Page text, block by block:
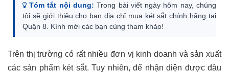
Tóm tắt nội dung: Trong bài viết ngày hôm nay, chúng
tôi sẽ giới thiệu cho bạn địa chỉ mua két sắt chính hãng tại
Quận 8. Kính mời các bạn cùng tham khảo!
Trên thị trường có rất nhiều đơn vị kinh doanh và sản xuất
các sản phẩm két sắt. Tuy nhiên, để nhận diện được đâu